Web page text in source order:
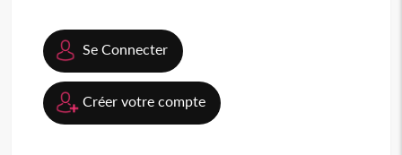
Se Connecter
Créer votre compte